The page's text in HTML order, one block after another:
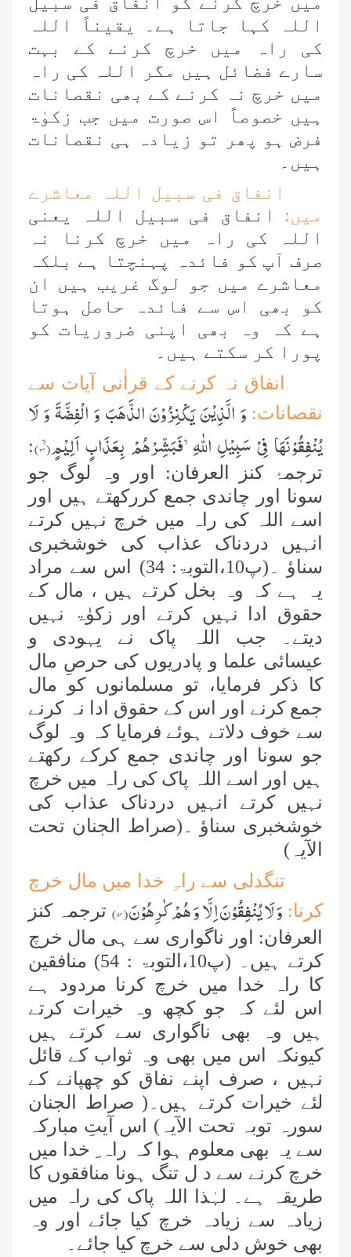
اللہ کہا جاتا ہے۔ یقیناً اللہ
کی راہ میں خرچ کرنے کے بہت
سارے فضائل ہیں مگر اللہ کی راہ
میں خرچ نہ کرنے کے بھی نقصانات
ہیں خصوصاً اس صورت میں جب زکوٰۃ
فرض ہو پھر تو زیادہ ہی نقصانات
ہیں۔
انفاق فی سبیل اللہ معاشرے
میں: انفاق فی سبیل اللہ یعنی
اللہ کی راہ میں خرچ کرنا نہ
صرف آپ کو فائدہ پہنچتا ہے بلکہ
معاشرے میں جو لوگ غریب ہیں ان
کو بھی اس سے فائدہ حاصل ہوتا
ہے کہ وہ بھی اپنی ضروریات کو
پورا کر سکتے ہیں۔
انفاق نہ کرنے کے قراٰنی آیات سے
نقصانات: وَ الَّذِیْنَ یَكْنِزُوْنَ الذَّهَبَ وَ الْفِضَّةَ وَ لَا
یُنْفِقُوْنَهَا فِیْ سَبِیْلِ اللّٰهِۙ-فَبَشِّرْهُمْ بِعَذَابٍ اَلِیْمٍۙ(۳۴)
:
ترجمۂ کنز العرفان:
اور وہ لوگ جو
سونا اور چاندی جمع کررکھتے ہیں اور
اسے اللہ کی راہ میں خرچ نہیں کرتے
انہیں دردناک عذاب کی خوشخبری
سناؤ
۔(پ10،التوبۃ: 34) اس سے مراد
یہ ہے کہ وہ بخل کرتے ہیں ، مال کے
حقوق ادا نہیں کرتے اور زکوٰۃ نہیں
دیتے۔ جب اللہ پاک نے یہودی و
عیسائی علما و پادریوں کی حرصِ مال
کا ذکر فرمایا، تو مسلمانوں کو مال
جمع کرنے اور اس کے حقوق ادا نہ کرنے
سے خوف دلاتے ہوئے فرمایا کہ وہ لوگ
جو سونا اور چاندی جمع کرکے رکھتے
ہیں اور اسے اللہ پاک کی راہ میں خرچ
نہیں کرتے انہیں دردناک عذاب کی
خوشخبری سناؤ ۔(صراط الجنان تحت
الآیہ (
تنگدلی سے راہِ خدا میں مال خرچ
کرنا: وَ لَا یُنْفِقُوْنَ اِلَّا وَ هُمْ كٰرِهُوْنَ(۵۴) ترجمہ کنز
العرفان: اور ناگواری سے ہی مال خرچ
کرتے ہیں۔ (پ10،التوبۃ : 54
( منافقین
کا راہ خدا میں خرچ کرنا مردود ہے
اس لئے کہ جو کچھ وہ خیرات کرتے
ہیں وہ بھی ناگواری سے کرتے ہیں
کیونکہ اس میں بھی وہ ثواب کے قائل
نہیں ، صرف اپنے نفاق کو چھپانے کے
لئے خیرات کرتے ہیں۔( صراط الجنان
سورہ توبہ تحت الآیہ) اس آیتِ مبارکہ
سے یہ بھی معلوم ہوا کہ راہ ِ خدا میں
خرچ کرنے سے د ل تنگ ہونا منافقوں کا
طریقہ ہے۔ لہٰذا اللہ پاک کی راہ میں
زیادہ سے زیادہ خرچ کیا جائے اور وہ
بھی خوش دلی سے خرچ کیا جائے۔